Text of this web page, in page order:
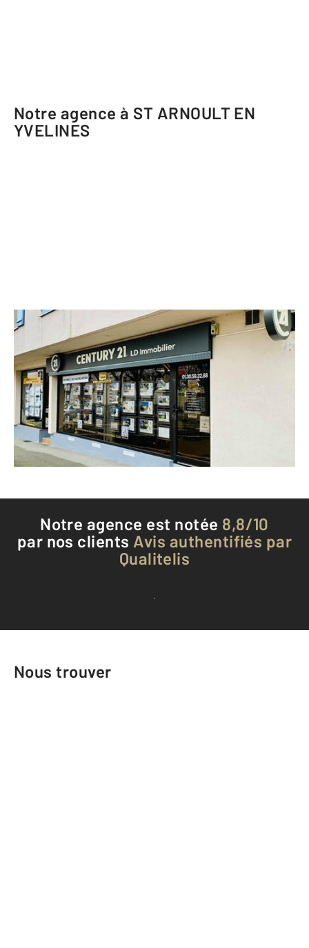
Notre agence à ST ARNOULT EN
YVELINES
CENTURY 21 LD Immobilier
9 rue Eugène Renault
ST ARNOULT EN YVELINES - 78730
Envoyer un message
Téléphoner à l'agence
Notre agence est notée 8,8/10
par nos clients Avis authentifiés par
Qualitelis
Voir tous les avis clients
Nous trouver